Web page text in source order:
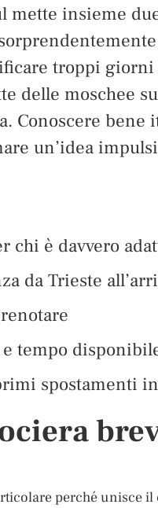
mette insieme
troppi
delle moschee
Conoscere bene
un’idea
chi è davvero
da Trieste
tempo
spostamenti
perché unisce